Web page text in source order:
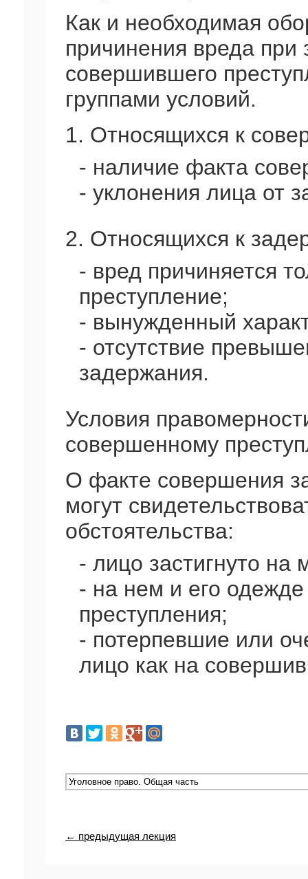
Как и необходимая
причинения вреда
совершившего
группами условий.
1. Относящихся к
- наличие факта
- уклонения лица от
2. Относящихся к
- вред причиняется
преступление;
- вынужденный
- отсутствие
задержания.
Условия
совершенному
О факте совершения
могут
обстоятельства:
- лицо застигнуто на
- на нем и его
преступления;
- потерпевшие или
лицо как на
← предыдущая лекция